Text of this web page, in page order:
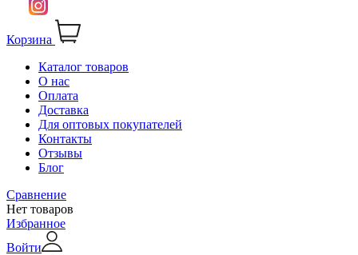
Корзина
Каталог товаров
О нас
Оплата
Доставка
Для оптовых покупателей
Контакты
Отзывы
Блог
Сравнение
Нет товаров
Избранное
Войти